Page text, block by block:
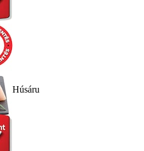
Húsáru